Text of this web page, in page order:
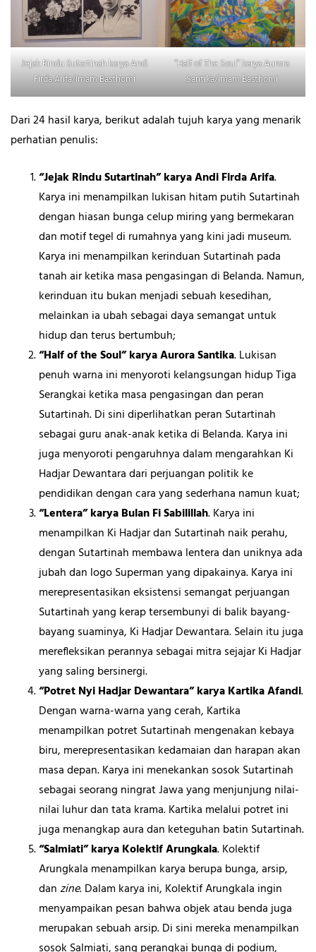
Jejak Rindu Sutartinah karya Andi
Firda Arifa/Imam Basthomi
“Half of The Soul” karya Aurora
Santika/Imam Basthomi
Dari 24 hasil karya, berikut adalah tujuh karya yang menarik
perhatian penulis:
“Jejak Rindu Sutartinah” karya Andi Firda Arifa.
Karya ini menampilkan lukisan hitam putih Sutartinah
dengan hiasan bunga celup miring yang bermekaran
dan motif tegel di rumahnya yang kini jadi museum.
Karya ini menampilkan kerinduan Sutartinah pada
tanah air ketika masa pengasingan di Belanda. Namun,
kerinduan itu bukan menjadi sebuah kesedihan,
melainkan ia ubah sebagai daya semangat untuk
hidup dan terus bertumbuh;
“Half of the Soul” karya Aurora Santika. Lukisan
penuh warna ini menyoroti kelangsungan hidup Tiga
Serangkai ketika masa pengasingan dan peran
Sutartinah. Di sini diperlihatkan peran Sutartinah
sebagai guru anak-anak ketika di Belanda. Karya ini
juga menyoroti pengaruhnya dalam mengarahkan Ki
Hadjar Dewantara dari perjuangan politik ke
pendidikan dengan cara yang sederhana namun kuat;
“Lentera” karya Bulan Fi Sabilillah. Karya ini
menampilkan Ki Hadjar dan Sutartinah naik perahu,
dengan Sutartinah membawa lentera dan uniknya ada
jubah dan logo Superman yang dipakainya. Karya ini
merepresentasikan eksistensi semangat perjuangan
Sutartinah yang kerap tersembunyi di balik bayang-
bayang suaminya, Ki Hadjar Dewantara. Selain itu juga
merefleksikan perannya sebagai mitra sejajar Ki Hadjar
yang saling bersinergi.
“Potret Nyi Hadjar Dewantara” karya Kartika Afandi.
Dengan warna-warna yang cerah, Kartika
menampilkan potret Sutartinah mengenakan kebaya
biru, merepresentasikan kedamaian dan harapan akan
masa depan. Karya ini menekankan sosok Sutartinah
sebagai seorang ningrat Jawa yang menjunjung nilai-
nilai luhur dan tata krama. Kartika melalui potret ini
juga menangkap aura dan keteguhan batin Sutartinah.
“Salmiati” karya Kolektif Arungkala. Kolektif
Arungkala menampilkan karya berupa bunga, arsip,
danzine. Dalam karya ini, Kolektif Arungkala ingin
menyampaikan pesan bahwa objek atau benda juga
merupakan sebuah arsip. Di sini mereka menampilkan